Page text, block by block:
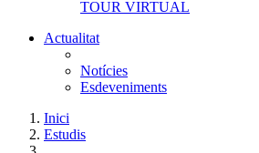
TOUR VIRTUAL
Actualitat
Notícies
Esdeveniments
Inici
Estudis